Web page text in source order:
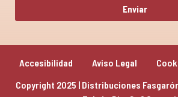
Enviar
Copyright 2025 | Distribuciones
Accesibilidad Aviso Legal